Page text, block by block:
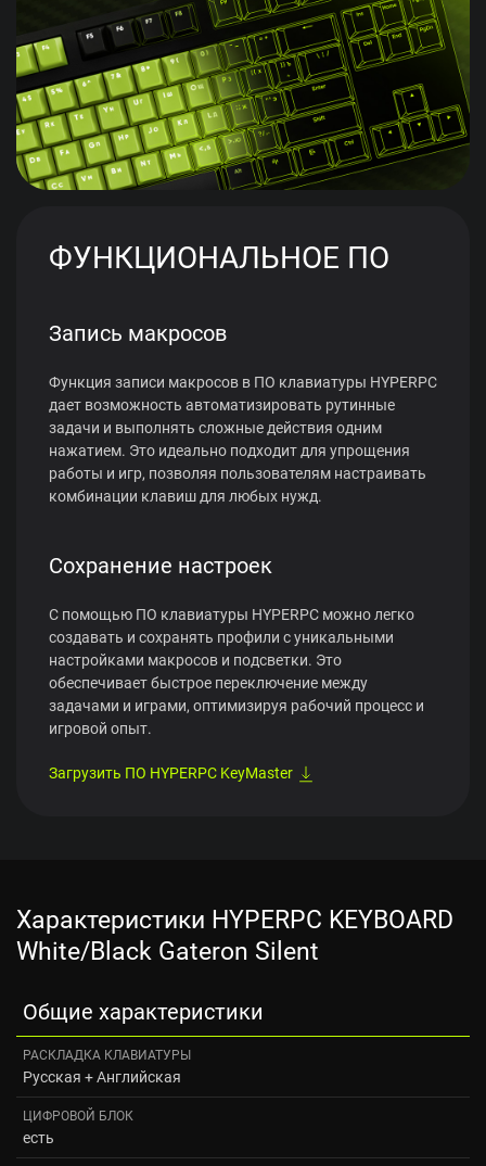
ФУНКЦИОНАЛЬНОЕ ПО
Запись макросов
Функция записи макросов в ПО клавиатуры HYPERPC
дает возможность автоматизировать рутинные
задачи и выполнять сложные действия одним
нажатием. Это идеально подходит для упрощения
работы и игр, позволяя пользователям настраивать
комбинации клавиш для любых нужд.
Сохранение настроек
С помощью ПО клавиатуры HYPERPC можно легко
создавать и сохранять профили с уникальными
настройками макросов и подсветки. Это
обеспечивает быстрое переключение между
задачами и играми, оптимизируя рабочий процесс и
игровой опыт.
Загрузить ПО HYPERPC KeyMaster
Характеристики HYPERPC KEYBOARD
White/Black Gateron Silent
Общие характеристики
РАСКЛАДКА КЛАВИАТУРЫ
Русская + Английская
ЦИФРОВОЙ БЛОК
есть